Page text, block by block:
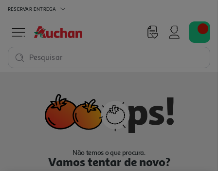
RESERVAR ENTREGA
Pesquisar
Não temos o que procura.
Vamos tentar de novo?